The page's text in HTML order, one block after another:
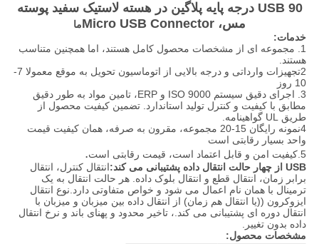
USB 90 درجه پایه پلاگین در هسته لاستیک سفید پوسته
مس، Micro USB Connector
ما
خدمات:
1. مجموعه ای از مشخصات محصول کامل هستند، اما همچنین متناسب
هستند.
2تجهیزات وارداتی و درجه بالایی از اتوماسیون تحویل به موقع معمولا 7-
10 روز
3. اجرای دقیق سیستم ISO 9000 و ERP، تامین مواد به طور دقیق
مطابق با کیفیت و کنترل تولید استاندارد. تضمین کیفیت محصول از
طریق UL گواهینامه.
4نمونه رایگان 15-20 مجموعه، مقرون به صرفه، همان کیفیت قیمت
واحد بسیار رقابتی است
5. کیفیت امن و قابل اعتماد است، قیمت رقابتی است.
USB از چهار حالت انتقال داده پشتیبانی می کند:
انتقال کنترل، انتقال
برابر زمان، انتقال قطع و انتقال بلوک داده. هر حالت انتقال به یک
ترمینال با همان نام اعمال می شود و خواص متفاوتی دارد.نوع انتقال
ایزوکرون ((یا انتقال هم زمان) از انتقال داده بین میزبان و میزبان با
انتقال دوره ای پشتیبانی می کند.، تاخیر محدود و پهنای باند و نرخ انتقال
داده بدون تغییر.
مشخصات محصول: